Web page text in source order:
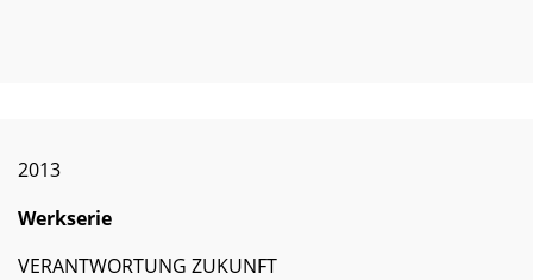
2013
Werkserie
VERANTWORTUNG ZUKUNFT